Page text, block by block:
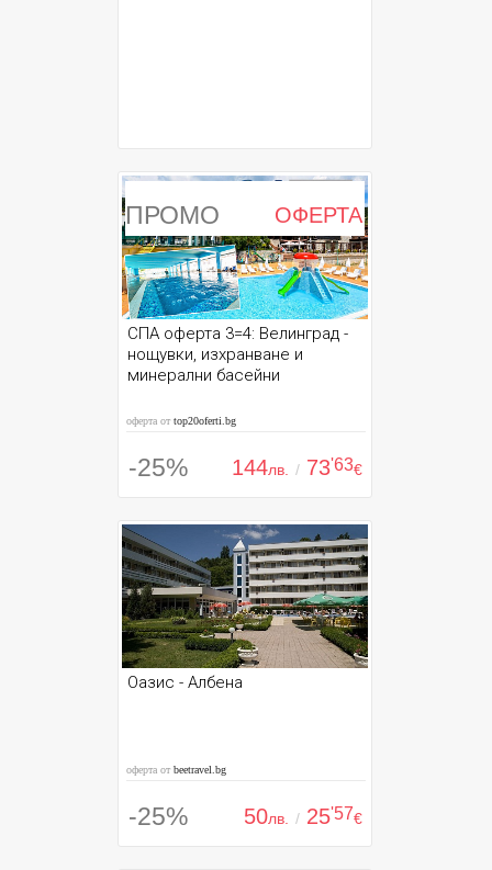
ПРОМО ОФЕРТА
СПА оферта 3=4: Велинград -
нощувки, изхранване и
минерални басейни
оферта отtop20oferti.bg
-25% 144лв. / 73'63€
Оазис - Албена
оферта отbeetravel.bg
-25% 50лв. / 25'57€